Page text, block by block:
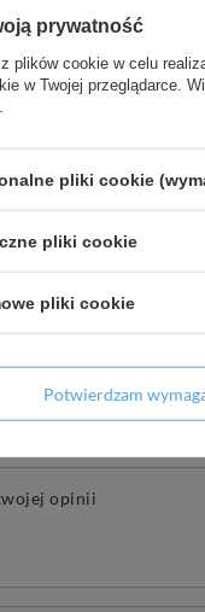
"U"
opinii
prywatność
plików cookie w celu
w Twojej przeglądarce.
pliki cookie
pliki cookie
pliki cookie
Potwierdzam